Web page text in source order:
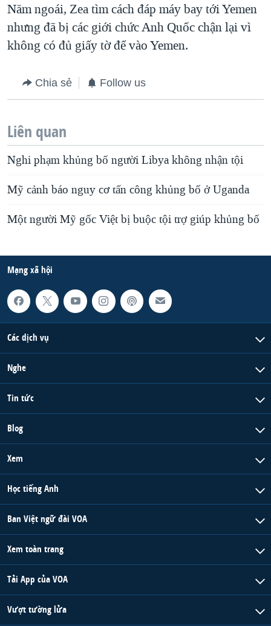
Năm ngoái, Zea tìm cách đáp máy bay tới Yemen
nhưng đã bị các giới chức Anh Quốc chận lại vì
không có đủ giấy tờ để vào Yemen.
Chia sẻ Follow us
Liên quan
Nghi phạm khủng bố người Libya không nhận tội
Mỹ cảnh báo nguy cơ tấn công khủng bố ở Uganda
Một người Mỹ gốc Việt bị buộc tội trợ giúp khủng bố
Mạng xã hội
Các dịch vụ
Nghe
Tin tức
Blog
Xem
Học tiếng Anh
Ban Việt ngữ đài VOA
Xem toàn trang
Tải App của VOA
Vượt tường lửa